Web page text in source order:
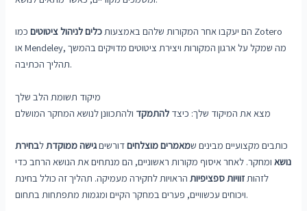
הם יעקבו אחר המקורות שלהם באמצעותכלים לניהול ציטוטיםכמו Zotero
או Mendeley, מה שמקל על ארגון המקורות ויצירת ציטוטים מדויקים בהמשך
תהליך הכתיבה.
מיקוד תשומת הלב שלך
מצא את המיקוד שלך: כיצד להתמקד ולהתכוונן לנושא המחקר המושלם
כותבים מקצועיים מבינים שמאמרים מוצלחיםדורשיםגישה ממוקדתלבחירת
נושאומחקר. לאחר איסוף מקורות ראשוניים, הם מנתחים את הנושא הרחב כדי
לזהותזוויות ספציפיותהראויות לחקירה מעמיקה. תהליך זה כולל בחינת
ויכוחים עכשוויים, פערים במחקר הקיים ומגמות מתפתחות בתחום.